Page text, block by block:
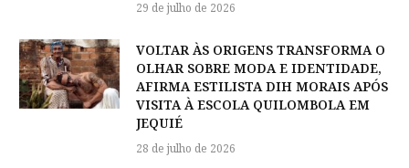
29 de julho de 2026
VOLTAR ÀS ORIGENS TRANSFORMA O
OLHAR SOBRE MODA E IDENTIDADE,
AFIRMA ESTILISTA DIH MORAIS APÓS
VISITA À ESCOLA QUILOMBOLA EM
JEQUIÉ
28 de julho de 2026